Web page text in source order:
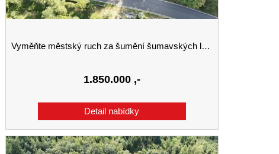
Vyměňte městský ruch za šumění šumavských lesů. Stavební pozemek 2 727 m² v srdci přírody.
1.850.000 ,-